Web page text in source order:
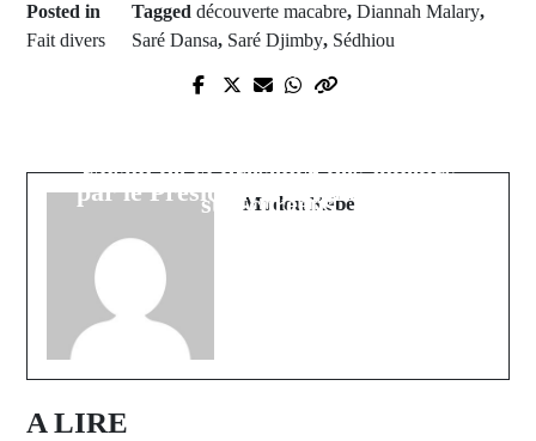
Posted in
Fait divers
Tagged découverte macabre, Diannah Malary,
Saré Dansa, Saré Djimby, Sédhiou
Visite de courtoisie de l'Imam El
par le Président El Malick Ndiaye
raison de la présence des joueurs
sud-coréens
Modou Kébé
A LIRE